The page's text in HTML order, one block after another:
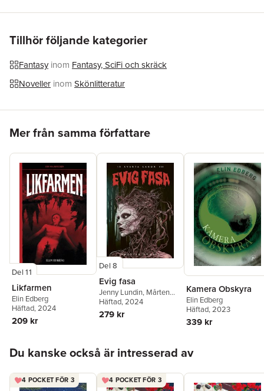
Tillhör följande kategorier
Fantasy inom Fantasy, SciFi och skräck
Noveller inom Skönlitteratur
Mer från samma författare
Del 11
Likfarmen
Elin Edberg
Häftad, 2024
209 kr
Del 8
Evig fasa
Jenny Lundin, Mårten
Dahlrot,Karin Tidbeck
Elin Edberg
Pinter,Eira A Ekre
Frida Windelhed, Johan
Ring Hans Olsson,KG
Häftad, 2024
279 kr
Kamera Obskyra
Elin Edberg
Häftad, 2023
339 kr
Du kanske också är intresserad av
4 POCKET FÖR 3 4 POCKET FÖR 3